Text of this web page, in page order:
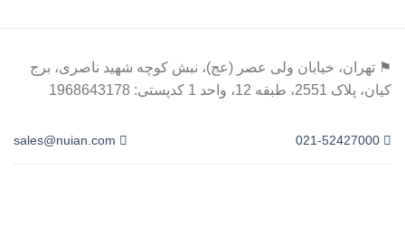
⚑ تهران، خیابان ولی عصر (عج)، نبش کوچه شهید ناصری، برج
کیان، پلاک 2551، طبقه 12، واحد 1 کدپستی: 1968643178
sales@nuian.com